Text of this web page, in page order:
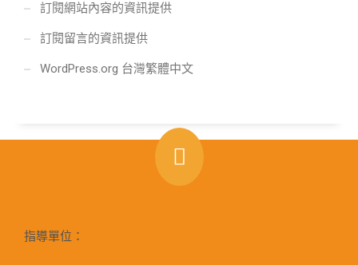
訂閱網站內容的資訊提供
訂閱留言的資訊提供
WordPress.org 台灣繁體中文
指導單位：